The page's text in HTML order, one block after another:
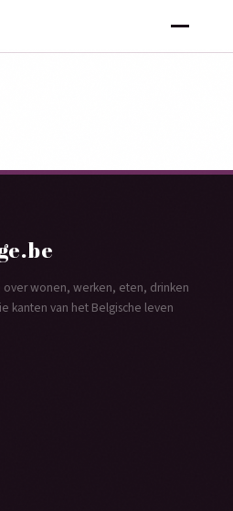
over wonen, werken, eten, drinken
kanten van het Belgische leven